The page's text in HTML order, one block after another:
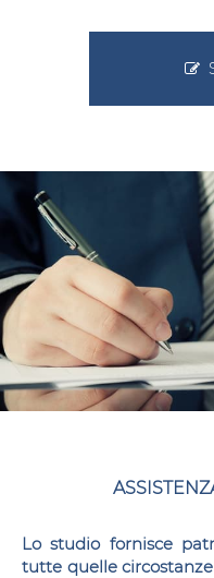
Lo studio fornisce
tutte quelle